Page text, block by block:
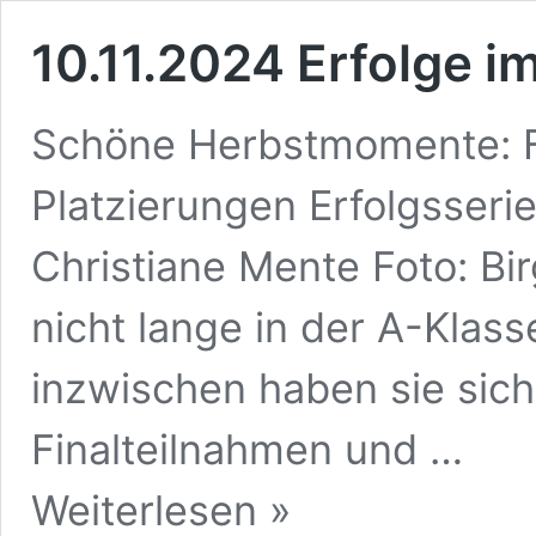
10.11.2024 Erfolge
Schöne Herbstmomente:
Platzierungen
Christiane Mente Foto:
nicht lange in der A-
inzwischen haben sie
Finalteilnahmen und …
10.11.2024
Erfolge
Weiterlesen »